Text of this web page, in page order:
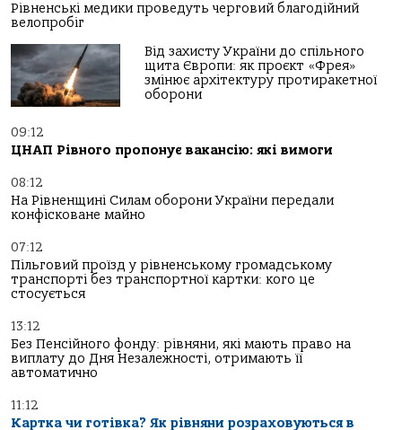
Рівненські медики проведуть черговий благодійний
велопробіг
Від захисту України до спільного
щита Європи: як проєкт «Фрея»
змінює архітектуру протиракетної
оборони
09:12
ЦНАП Рівного пропонує вакансію: які вимоги
08:12
На Рівненщині Силам оборони України передали
конфісковане майно
07:12
Пільговий проїзд у рівненському громадському
транспорті без транспортної картки: кого це
стосується
13:12
Без Пенсійного фонду: рівняни, які мають право на
виплату до Дня Незалежності, отримають її
автоматично
11:12
Картка чи готівка? Як рівняни розраховуються в